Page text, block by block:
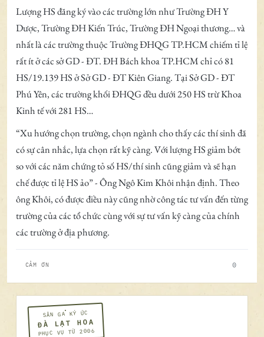
Lượng HS đăng ký vào các trường lớn như Trường ĐH Y
Dược, Trường ĐH Kiến Trúc, Trường ĐH Ngoại thương… và
nhất là các trường thuộc Trường ĐHQG TP.HCM chiếm tỉ lệ
rất ít ở các sở GD - ĐT. ĐH Bách khoa TP.HCM chỉ có 81
HS/19.139 HS ở Sở GD - ĐT Kiên Giang. Tại Sở GD - ĐT
Phú Yên, các trường khối ĐHQG đều dưới 250 HS trừ Khoa
Kinh tế với 281 HS…
“Xu hướng chọn trường, chọn ngành cho thấy các thí sinh đã
có sự cân nhắc, lựa chọn rất kỹ càng. Với lượng HS giảm bớt
so với các năm chứng tỏ số HS/thí sinh cũng giảm và sẽ hạn
chế được tỉ lệ HS ảo” - Ông Ngô Kim Khôi nhận định. Theo
ông Khôi, có được điều này cũng nhờ công tác tư vấn đến từng
trường của các tổ chức cùng với sự tư vấn kỹ càng của chính
các trường ở địa phương.
CẢM ƠN 0
SÂN GA KÝ ỨC
ĐÀ LẠT HOA
PHỤC VỤ TỪ 2006